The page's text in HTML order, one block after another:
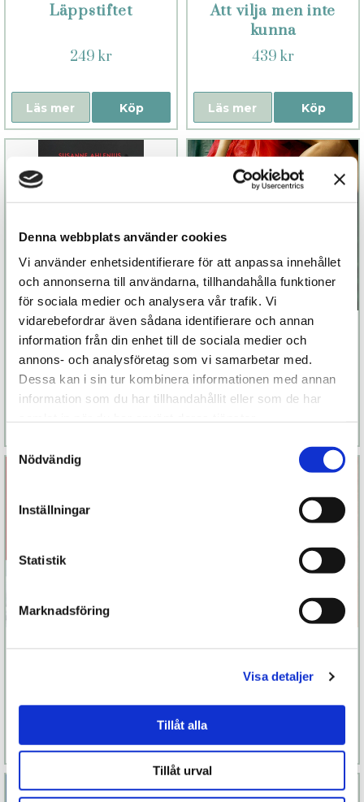
Denna webbplats använder cookies
Vi använder enhetsidentifierare för att anpassa innehållet
och annonserna till användarna, tillhandahålla funktioner
för sociala medier och analysera vår trafik. Vi
vidarebefordrar även sådana identifierare och annan
information från din enhet till de sociala medier och
annons- och analysföretag som vi samarbetar med.
Dessa kan i sin tur kombinera informationen med annan
information som du har tillhandahållit eller som de har
Samtyckesval
Nödvändig
Inställningar
Statistik
Marknadsföring
Visa detaljer
Tillåt alla
Tillåt urval
Läppstiftet
249 kr
Köp
Läs mer
Att vilja men inte
kunna
439 kr
Köp
Läs mer
Sex nyanser av
kärlek
99 kr
Köp
Läs mer
Dödlig Åtrå
349 kr
Köp
Läs mer
The Multi
Köp
Läs mer
Lust & Olust
Köp
Läs mer